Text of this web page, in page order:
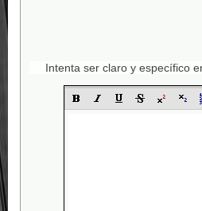
Intenta ser claro y específico